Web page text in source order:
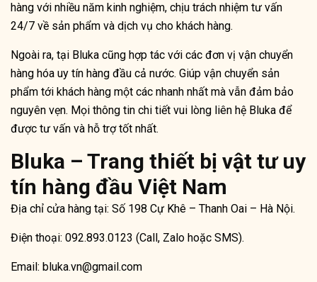
hàng với nhiều năm kinh nghiệm, chịu trách nhiệm tư vấn
24/7 về sản phẩm và dịch vụ cho khách hàng.
Ngoài ra, tại Bluka cũng hợp tác với các đơn vị vận chuyển
hàng hóa uy tín hàng đầu cả nước. Giúp vận chuyển sản
phẩm tới khách hàng một các nhanh nhất mà vẫn đảm bảo
nguyên vẹn. Mọi thông tin chi tiết vui lòng liên hệ Bluka để
được tư vấn và hỗ trợ tốt nhất.
Bluka – Trang thiết bị vật tư uy
tín hàng đầu Việt Nam
Địa chỉ cửa hàng tại: Số 198 Cự Khê – Thanh Oai – Hà Nội.
Điện thoại: 092.893.0123 (Call, Zalo hoặc SMS).
Email: bluka.vn@gmail.com